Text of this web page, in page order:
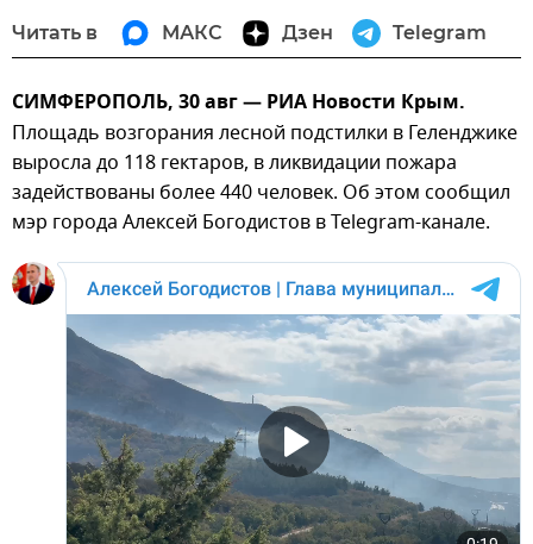
Читать в МАКС Дзен Telegram
СИМФЕРОПОЛЬ, 30 авг — РИА Новости Крым.
Площадь возгорания лесной подстилки в Геленджике
выросла до 118 гектаров, в ликвидации пожара
задействованы более 440 человек. Об этом сообщил
мэр города Алексей Богодистов в Telegram-канале.